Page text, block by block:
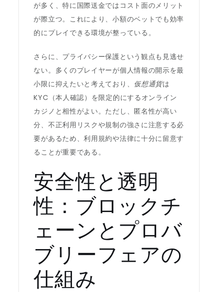
が多く、特に国際送金ではコスト面のメリット
が際立つ。これにより、小額のベットでも効率
的にプレイできる環境が整っている。
さらに、プライバシー保護という観点も見逃せ
ない。多くのプレイヤーが個人情報の開示を最
小限に抑えたいと考えており、 仮想通貨は
KYC（本人確認）を限定的にするオンライン
カジノと相性がよい。ただし、匿名性が高い
分、不正利用リスクや規制の強さに注意する必
要があるため、利用規約や法律に十分に留意す
ることが重要である。
安全性と透明
性：ブロックチ
ェーンとプロバ
ブリーフェアの
仕組み